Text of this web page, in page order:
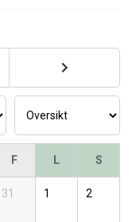
F L S
31 1 2